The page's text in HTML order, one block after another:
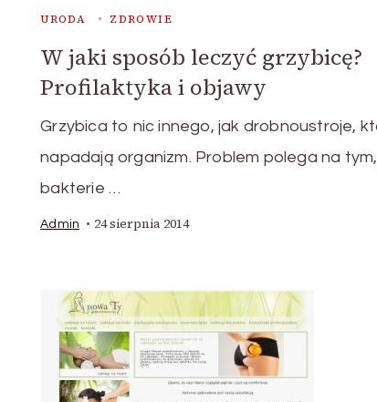
URODA ZDROWIE
W jaki sposób leczyć grzybicę?
Profilaktyka i objawy
Grzybica to nic innego, jak drobnoustroje,
napadają organizm. Problem polega na
bakterie …
Admin 24 sierpnia 2014